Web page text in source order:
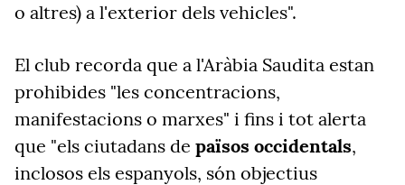
o altres) a l'exterior dels vehicles".
El club recorda que a l'Aràbia Saudita estan
prohibides "les concentracions,
manifestacions o marxes" i fins i tot alerta
que "els ciutadans de països occidentals,
inclosos els espanyols, són objectius